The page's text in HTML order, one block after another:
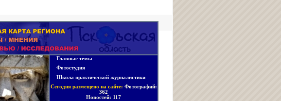
Главные темы
Фотостудия
Школа практической журналистики
Сегодня размещено на сайте: Фотографий:
362
Новостей: 117